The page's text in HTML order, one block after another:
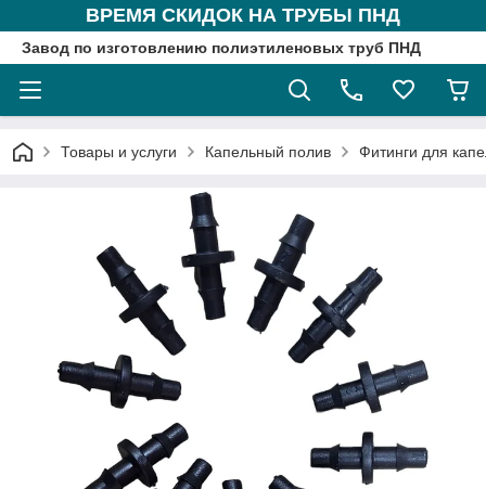
ВРЕМЯ СКИДОК НА ТРУБЫ ПНД
Завод по изготовлению полиэтиленовых труб ПНД
Товары и услуги Капельный полив Фитинги для